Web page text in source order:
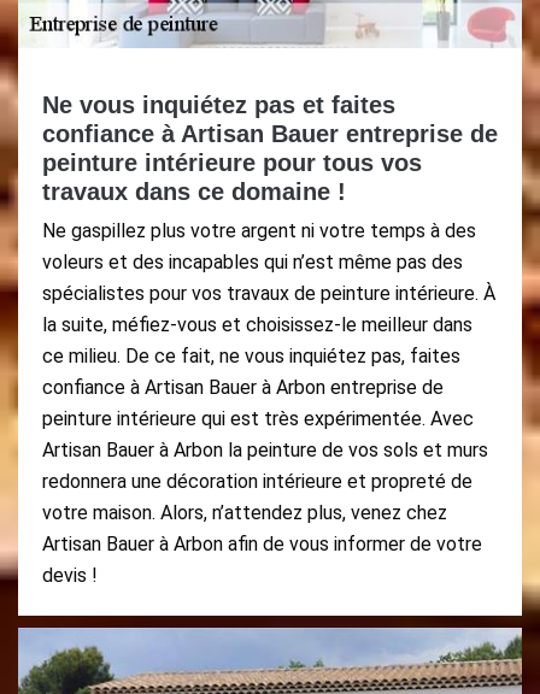
Ne vous inquiétez pas et faites
confiance à Artisan Bauer entreprise de
peinture intérieure pour tous vos
travaux dans ce domaine !
Ne gaspillez plus votre argent ni votre temps à des
voleurs et des incapables qui n’est même pas des
spécialistes pour vos travaux de peinture intérieure. À
la suite, méfiez-vous et choisissez-le meilleur dans
ce milieu. De ce fait, ne vous inquiétez pas, faites
confiance à Artisan Bauer à Arbon entreprise de
peinture intérieure qui est très expérimentée. Avec
Artisan Bauer à Arbon la peinture de vos sols et murs
redonnera une décoration intérieure et propreté de
votre maison. Alors, n’attendez plus, venez chez
Artisan Bauer à Arbon afin de vous informer de votre
devis !